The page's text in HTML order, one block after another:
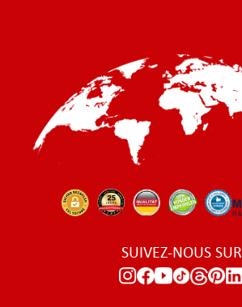
SUIVEZ-NOUS SUR